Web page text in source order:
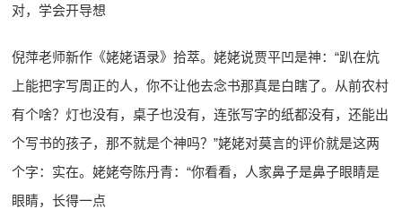
对，学会开导想
倪萍老师新作《姥姥语录》拾萃。姥姥说贾平凹是神：“趴在炕
上能把字写周正的人，你不让他去念书那真是白瞎了。从前农村
有个啥？灯也没有，桌子也没有，连张写字的纸都没有，还能出
个写书的孩子，那不就是个神吗？”姥姥对莫言的评价就是这两
个字：实在。姥姥夸陈丹青：“你看看，人家鼻子是鼻子眼睛是
眼睛，长得一点